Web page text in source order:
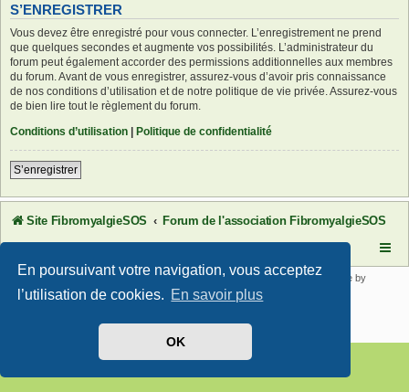
En poursuivant votre navigation, vous acceptez
l’utilisation de cookies. En savoir plus
OK
S’ENREGISTRER
Vous devez être enregistré pour vous connecter. L’enregistrement ne prend
que quelques secondes et augmente vos possibilités. L’administrateur du
forum peut également accorder des permissions additionnelles aux membres
du forum. Avant de vous enregistrer, assurez-vous d’avoir pris connaissance
de nos conditions d’utilisation et de notre politique de vie privée. Assurez-vous
de bien lire tout le règlement du forum.
Conditions d’utilisation
Politique de confidentialité
S’enregistrer
Site FibromyalgieSOS Forum de l'association FibromyalgieSOS
Développé parphpBB® Forum Software © phpBB Limited | SE Square by
PhpBB3 BBCodes
Confidentialité|Conditions